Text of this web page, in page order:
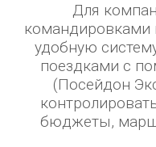
Для
удобную
поездками с
(Посейдон
бюджеты,